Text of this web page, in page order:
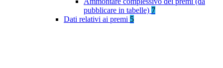
pubblicare in tabelle) 7
Dati relativi ai premi 5